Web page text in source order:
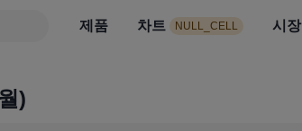
제품 차트 NULL_CELL 시장
NULL_CELL 시장 뉴스 전략
)